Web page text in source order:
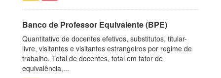
Banco de Professor Equivalente (BPE)
Quantitativo de docentes efetivos, substitutos, titular-
livre, visitantes e visitantes estrangeiros por regime de
trabalho. Total de docentes, total em fator de
equivalência,...